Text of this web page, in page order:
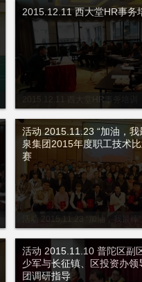
2015.12.11 西大堂HR事务培训
2015.12.11 西大堂HR事务
活动 2015.11.23 “加油，我最棒
活动 2015.11.23 “加油，我
泉集团2015年度职工技术
赛
活动 2015.11.10 普陀区副
少军与长征镇、区投资办领
团调研指导